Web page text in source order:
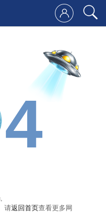
4
请返回首页查看更多网